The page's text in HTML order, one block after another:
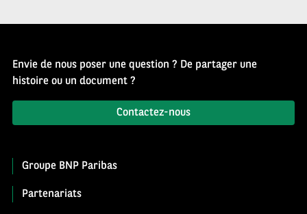
Envie de nous poser une question ? De partager une
histoire ou un document ?
Contactez-nous
Groupe BNP Paribas
Partenariats